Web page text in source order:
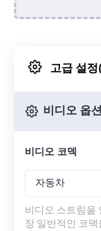
고급 설
비디오 옵션
비디오 코덱
자동차
비디오 스트림을
장 일반적인 코